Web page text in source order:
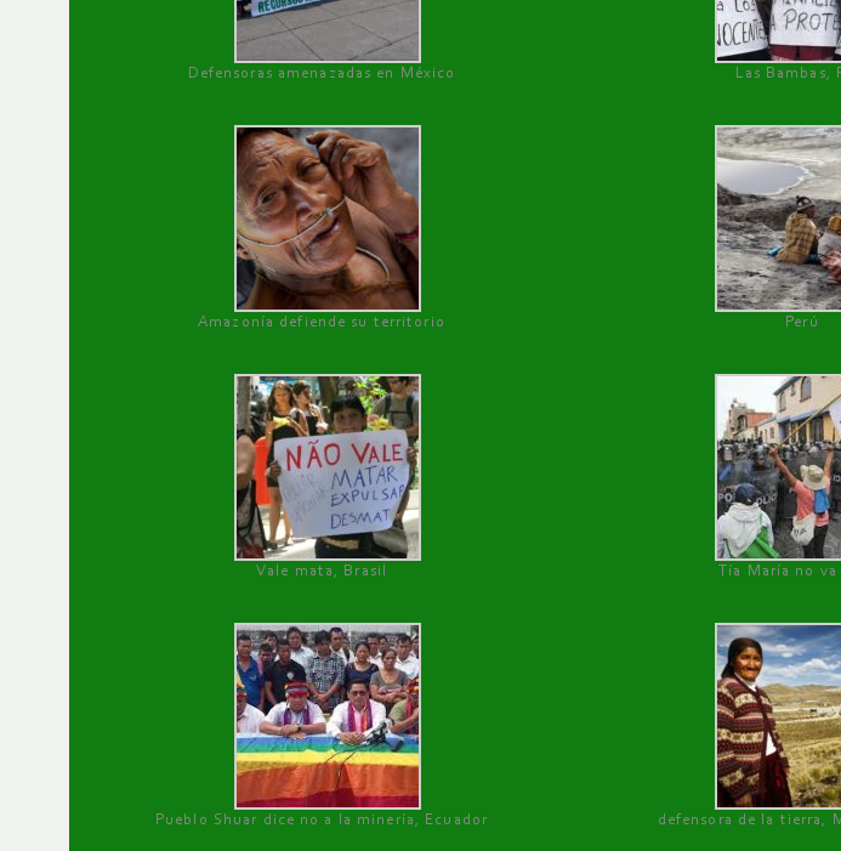
Defensoras amenazadas en México Las Bambas,
Amazonía defiende su territorio Perú
Vale mata, Brasil Tía María no va
Pueblo Shuar dice no a la minería, Ecuador defensora de la tierra,